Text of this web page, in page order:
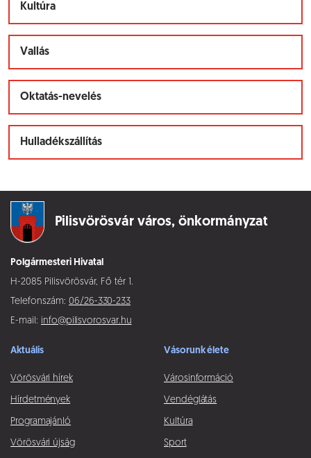
Kultúra
Vallás
Oktatás-nevelés
Hulladékszállítás
Pilisvörösvár város, önkormányzat
Polgármesteri Hivatal
H-2085 Pilisvörösvár, Fő tér 1.
Telefonszám: 06/26-330-233
E-mail: info@pilisvorosvar.hu
Aktuális
Vörösvári hírek
Hírdetmények
Programajánló
Vörösvári újság
Vásorunk élete
Városinformáció
Vendéglátás
Kultúra
Sport